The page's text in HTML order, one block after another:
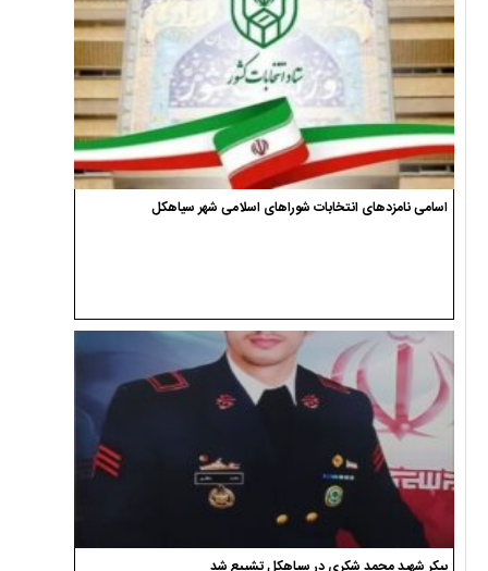
اسامی نامزدهای انتخابات شوراهای اسلامی شهر سیاهکل
پیکر شهید محمد شکری در سیاهکل تشییع شد